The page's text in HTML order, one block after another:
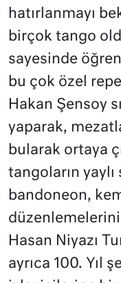
hatırlanmayı
birçok tango
sayesinde
bu çok özel
Hakan Şensoy
yaparak,
bularak ortaya
tangoların yaylı
bandoneon,
düzenlemelerini
Hasan Niyazı
ayrıca 100. Yıl